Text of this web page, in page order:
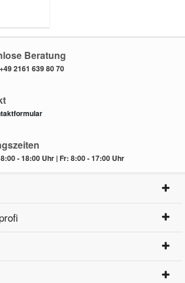
Beratung
+49 2161 639 80 70
- 18:00 Uhr | Fr: 8:00 - 17:00 Uhr